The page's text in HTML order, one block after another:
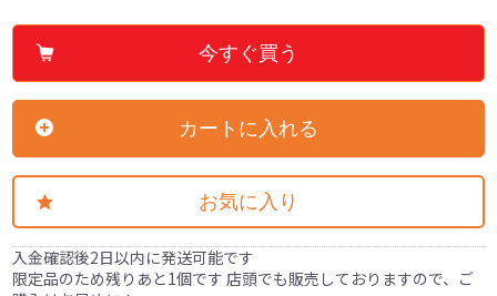
今すぐ買う
カートに入れる
お気に入り
入金確認後2日以内に発送可能です
限定品のため残りあと1個です 店頭でも販売しておりますので、ご